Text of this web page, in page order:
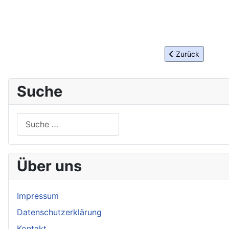
Vorheriger
Zurück
Suche
Über uns
Impressum
Datenschutzerklärung